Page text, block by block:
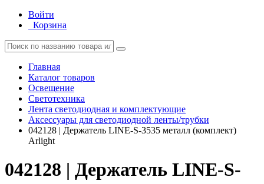
Войти
Корзина
Главная
Каталог товаров
Освещение
Светотехника
Лента светодиодная и комплектующие
Аксессуары для светодиодной ленты/трубки
042128 | Держатель LINE-S-3535 металл (комплект)
Arlight
042128 | Держатель LINE-S-